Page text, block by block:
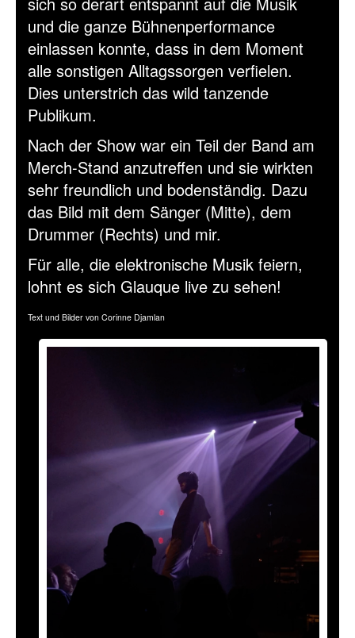
und die ganze Bühnenperformance
einlassen konnte, dass in dem Moment
alle sonstigen Alltagssorgen verfielen.
Dies unterstrich das wild tanzende
Publikum.
Nach der Show war ein Teil der Band am
Merch-Stand anzutreffen und sie wirkten
sehr freundlich und bodenständig. Dazu
das Bild mit dem Sänger (Mitte), dem
Drummer (Rechts) und mir.
Für alle, die elektronische Musik feiern,
lohnt es sich Glauque live zu sehen!
Text und Bilder von Corinne Djamlan